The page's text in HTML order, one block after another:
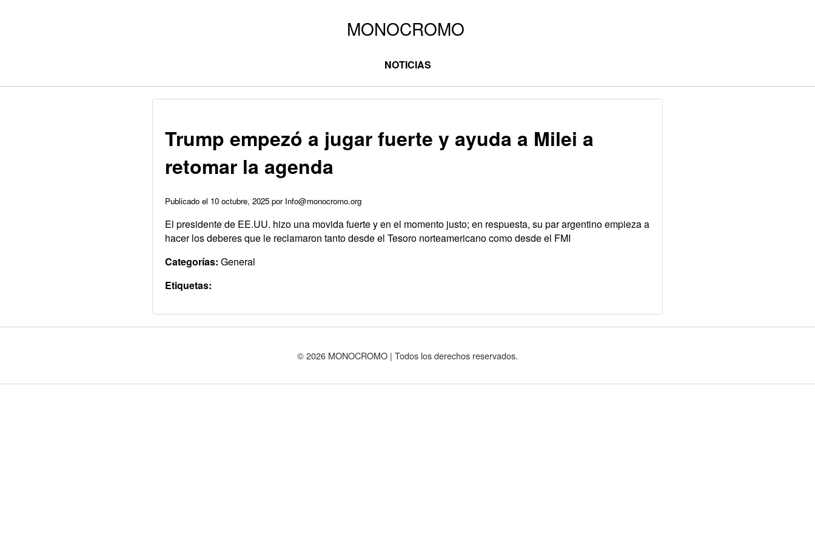
NOTICIAS
Trump empezó a jugar fuerte y ayuda a Milei a
retomar la agenda
Publicado el 10 octubre, 2025 por Info@monocromo.org
El presidente de EE.UU. hizo una movida fuerte y en el momento justo; en respuesta, su par argentino empieza a
hacer los deberes que le reclamaron tanto desde el Tesoro norteamericano como desde el FMI
Categorías: General
Etiquetas:
© 2026 MONOCROMO | Todos los derechos reservados.